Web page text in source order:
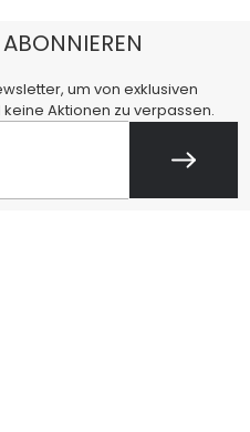
um von exklusiven
Aktionen zu verpassen.